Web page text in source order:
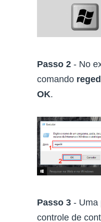
Passo 2 - No
comando
OK.
Passo 3 - Uma
controle de